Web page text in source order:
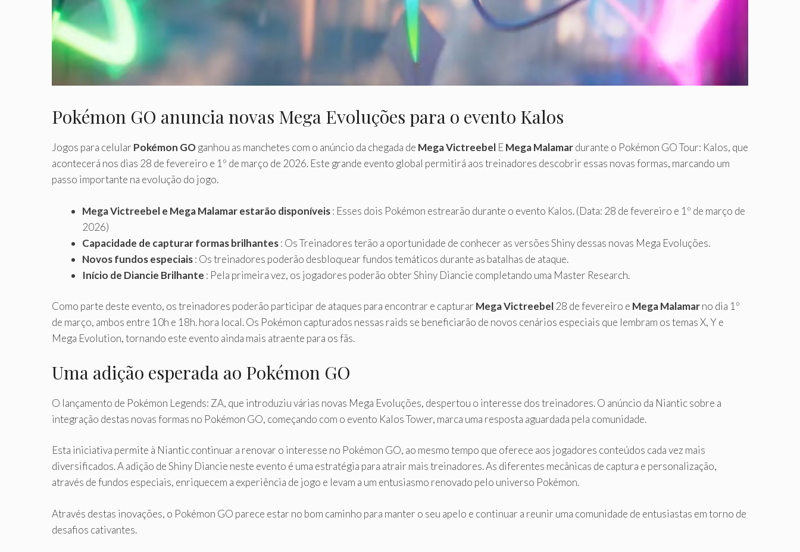
Pokémon GO anuncia novas Mega Evoluções para o evento Kalos
Jogos para celular Pokémon GOganhou as manchetes com o anúncio da chegada de Mega Victreebel EMega Malamardurante o Pokémon GO Tour: Kalos, que
acontecerá nos dias 28 de fevereiro e 1º de março de 2026. Este grande evento global permitirá aos treinadores descobrir essas novas formas, marcando um
passo importante na evolução do jogo.
Mega Victreebel e Mega Malamar estarão disponíveis: Esses dois Pokémon estrearão durante o evento Kalos. (Data: 28 de fevereiro e 1º de março de
2026)
Capacidade de capturar formas brilhantes: Os Treinadores terão a oportunidade de conhecer as versões Shiny dessas novas Mega Evoluções.
Novos fundos especiais: Os treinadores poderão desbloquear fundos temáticos durante as batalhas de ataque.
Início de Diancie Brilhante : Pela primeira vez, os jogadores poderão obter Shiny Diancie completando uma Master Research.
Como parte deste evento, os treinadores poderão participar de ataques para encontrar e capturar Mega Victreebel 28 de fevereiro e Mega Malamarno dia 1º
de março, ambos entre 10h e 18h. hora local. Os Pokémon capturados nessas raids se beneficiarão de novos cenários especiais que lembram os temas X, Y e
Mega Evolution, tornando este evento ainda mais atraente para os fãs.
Uma adição esperada ao Pokémon GO
O lançamento de Pokémon Legends: ZA, que introduziu várias novas Mega Evoluções, despertou o interesse dos treinadores. O anúncio da Niantic sobre a
integração destas novas formas no Pokémon GO, começando com o evento Kalos Tower, marca uma resposta aguardada pela comunidade.
Esta iniciativa permite à Niantic continuar a renovar o interesse no Pokémon GO, ao mesmo tempo que oferece aos jogadores conteúdos cada vez mais
diversificados. A adição de Shiny Diancie neste evento é uma estratégia para atrair mais treinadores. As diferentes mecânicas de captura e personalização,
através de fundos especiais, enriquecem a experiência de jogo e levam a um entusiasmo renovado pelo universo Pokémon.
Através destas inovações, o Pokémon GO parece estar no bom caminho para manter o seu apelo e continuar a reunir uma comunidade de entusiastas em torno de
desafios cativantes.